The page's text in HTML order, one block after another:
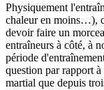
Physiquement
chaleur en moins…),
devoir faire un
entraîneurs à côté, à
période
question par rapport
martial que depuis